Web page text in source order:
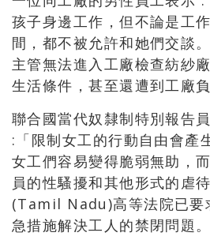
孩子身邊工作，但不論是工
間，都不被允許和她們交談
主管無法進入工廠檢查紡紗
生活條件，甚至還遭到工廠
聯合國當代奴隸制特別報
:「限制女工的行動自由會產
女工們容易變得脆弱無助，
員的性騷擾和其他形式的虐
(Tamil Nadu)高等法院已要
急措施解決工人的禁閉問題。